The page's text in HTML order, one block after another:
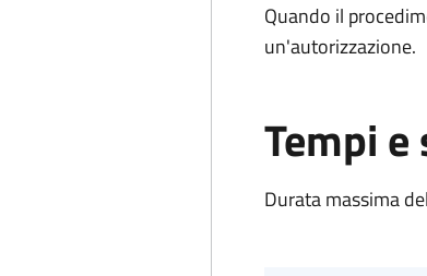
Quando il
un'autorizzazione.
Tempi e
Durata massima